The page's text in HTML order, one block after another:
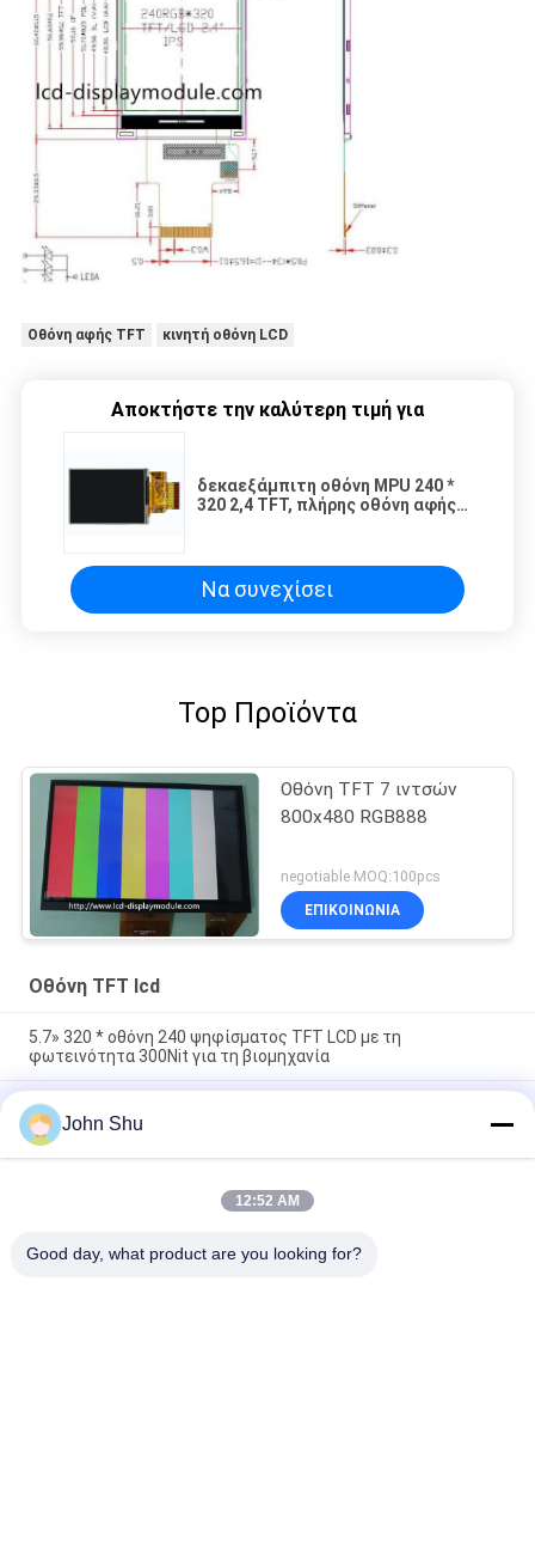
Οθόνη αφής TFT κινητή οθόνη LCD
Αποκτήστε την καλύτερη τιμή για
δεκαεξάμπιτη οθόνη MPU 240 *
320 2,4 TFT, πλήρης οθόνη αφής
ΠΡΑΚΤΟΡΕΊΩΝ QVGA
Να συνεχίσει
Top Προϊόντα
Οθόνη TFT 7 ιντσών
800x480 RGB888
negotiable MOQ:100pcs
ΕΠΙΚΟΙΝΩΝΊΑ
Οθόνη TFT lcd
5.7» 320 * οθόνη 240 ψηφίσματος TFT LCD με τη
φωτεινότητα 300Nit για τη βιομηχανία
Οθόνη 6,86 ίντσα 480* 12800 ΔΙΕΘΝΏΝ ΕΙΔΗΣΕΟΓΡΑΦΙΚΏΝ
ΠΡΑΚΤΟΡΕΊΩΝ TFT LCD διεπαφών LVDS με το προαιρετικό
ΚΠΜ (Κοινή Πολιτική Μεταφορών)
Μίνι οθόνη LCD των άσπρων οδηγήσεων MIPI, 4,0» επίδειξη
ΔΙΕΘΝΏΝ ΕΙΔΗΣΕΟΓΡΑΦΙΚΏΝ ΠΡΑΚΤΟΡΕΊΩΝ TFT LCD QVGA
John Shu
12:52 AM
Good day, what product are you looking for?